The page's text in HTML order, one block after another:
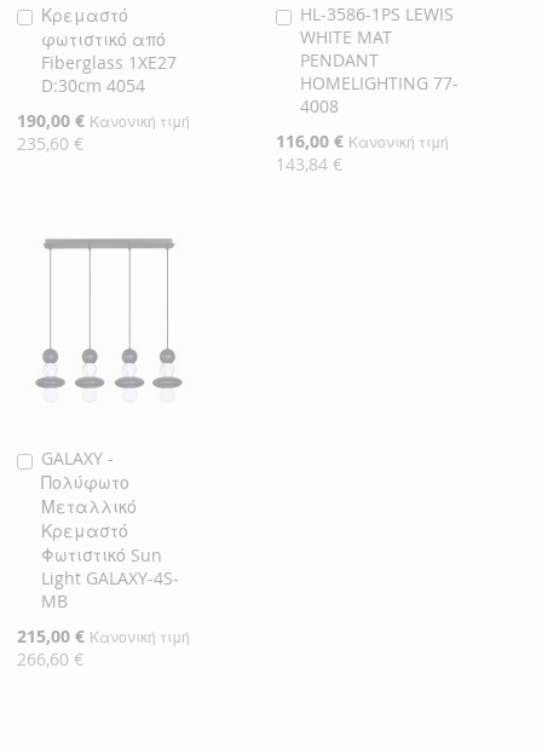
Κρεμαστό
φωτιστικό από
Fiberglass 1XE27
D:30cm 4054
Ειδική
Τιμή
190,00 € Κανονική τιμή
235,60 €
Προσθήκη
στο
Καλάθι
HL-3586-1PS LEWIS
WHITE MAT
PENDANT
HOMELIGHTING 77-
4008
Ειδική
Τιμή
116,00 € Κανονική τιμή
143,84 €
Προσθήκη
στο
Καλάθι
GALAXY -
Πολύφωτο
Μεταλλικό
Κρεμαστό
Φωτιστικό Sun
Light GALAXY-4S-
MB
Ειδική
Τιμή
215,00 € Κανονική τιμή
266,60 €
Προσθήκη
στο
Καλάθι